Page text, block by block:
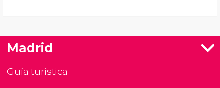
Madrid
Guía turística